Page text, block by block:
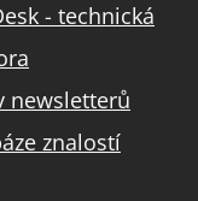
- technická
newsletterů
znalostí